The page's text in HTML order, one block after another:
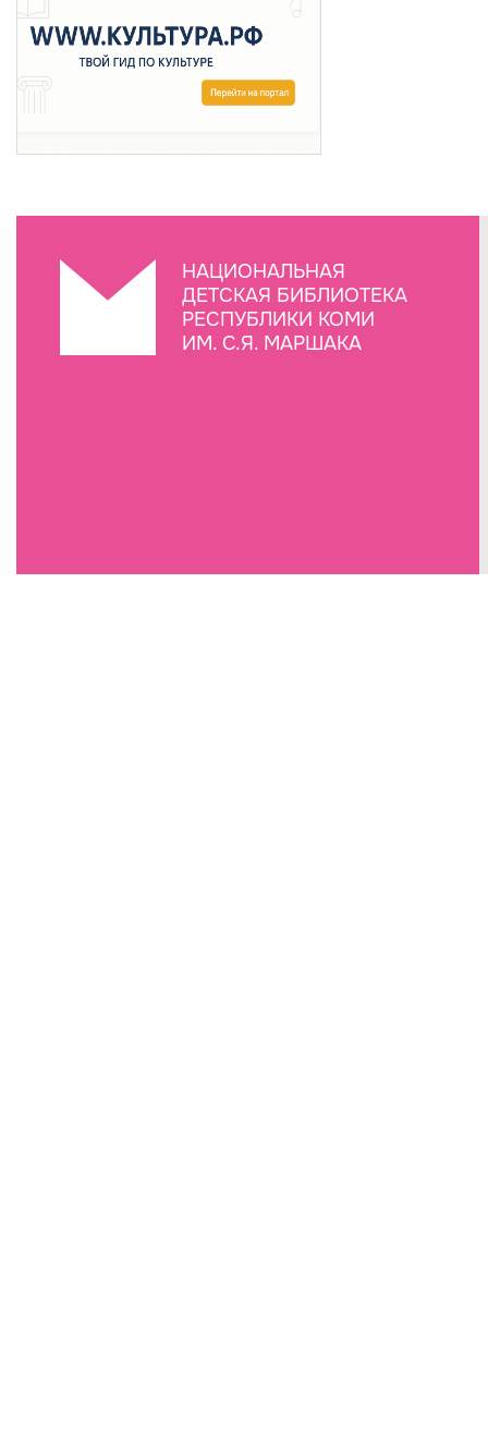
НАЦИОНАЛЬНАЯ
ДЕТСКАЯ БИБЛИОТЕКА
РЕСПУБЛИКИ КОМИ
ИМ. С.Я. МАРШАКА